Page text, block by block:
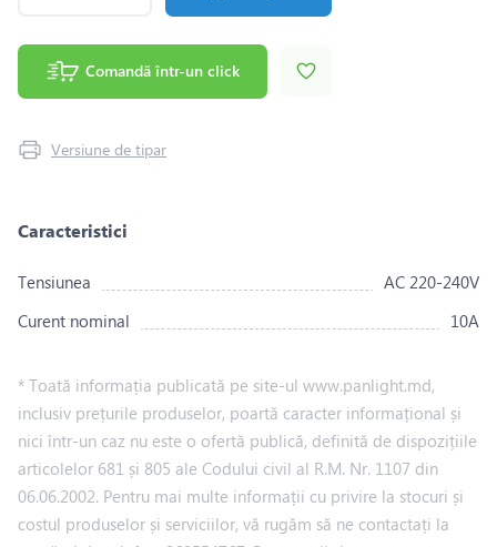
Comandă într-un click
Versiune de tipar
Caracteristici
Tensiunea
AC 220-240V
Curent nominal
10A
* Toată informația publicată pe site-ul www.panlight.md,
inclusiv prețurile produselor, poartă caracter informațional și
nici într-un caz nu este o ofertă publică, definită de dispozițiile
articolelor 681 și 805 ale Codului civil al R.M. Nr. 1107 din
06.06.2002. Pentru mai multe informații cu privire la stocuri și
costul produselor și serviciilor, vă rugăm să ne contactați la